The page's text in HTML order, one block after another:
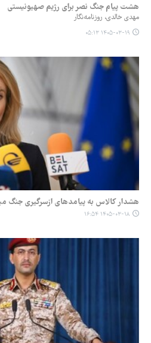
هشت پیام جنگ نصر برای رژیم صهیونیستی
مهدی خالدی، روزنامه‌نگار
۱۴۰۵-۰۳-۱۹ ۰۵:۱۳
هشدار کالاس به پیامدهای ازسرگیری جنگ
۱۴۰۵-۰۳-۱۸ ۱۶:۵۴